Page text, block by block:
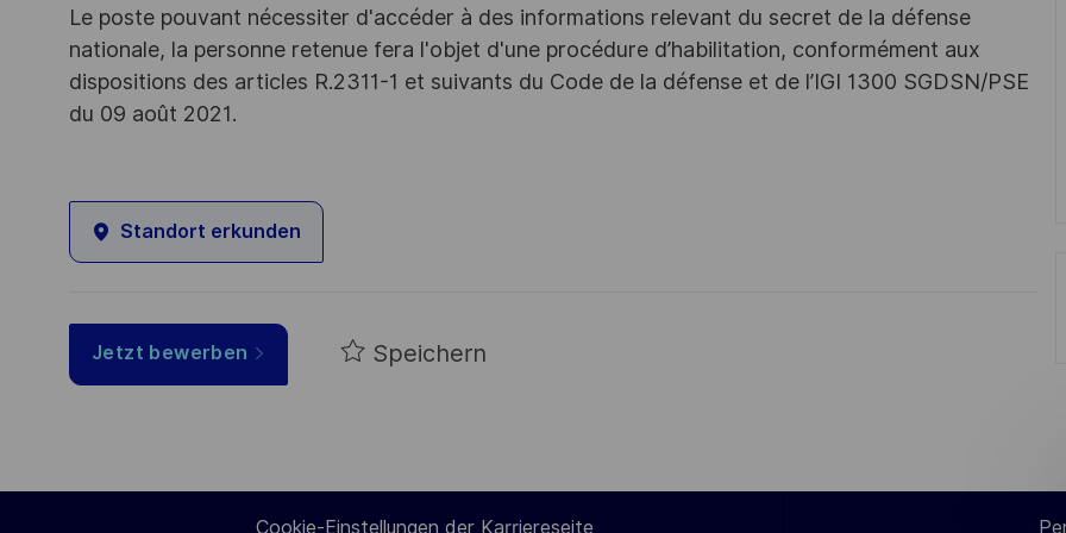
Le poste pouvant nécessiter d'accéder à des informations relevant du secret de la défense
nationale, la personne retenue fera l'objet d'une procédure d’habilitation, conformément aux
dispositions des articles R.2311-1 et suivants du Code de la défense et de l’IGI 1300 SGDSN/PSE
du 09 août 2021.
Standort erkunden
Jetzt bewerben Speichern
Cookie-Einstellungen der Karriereseite